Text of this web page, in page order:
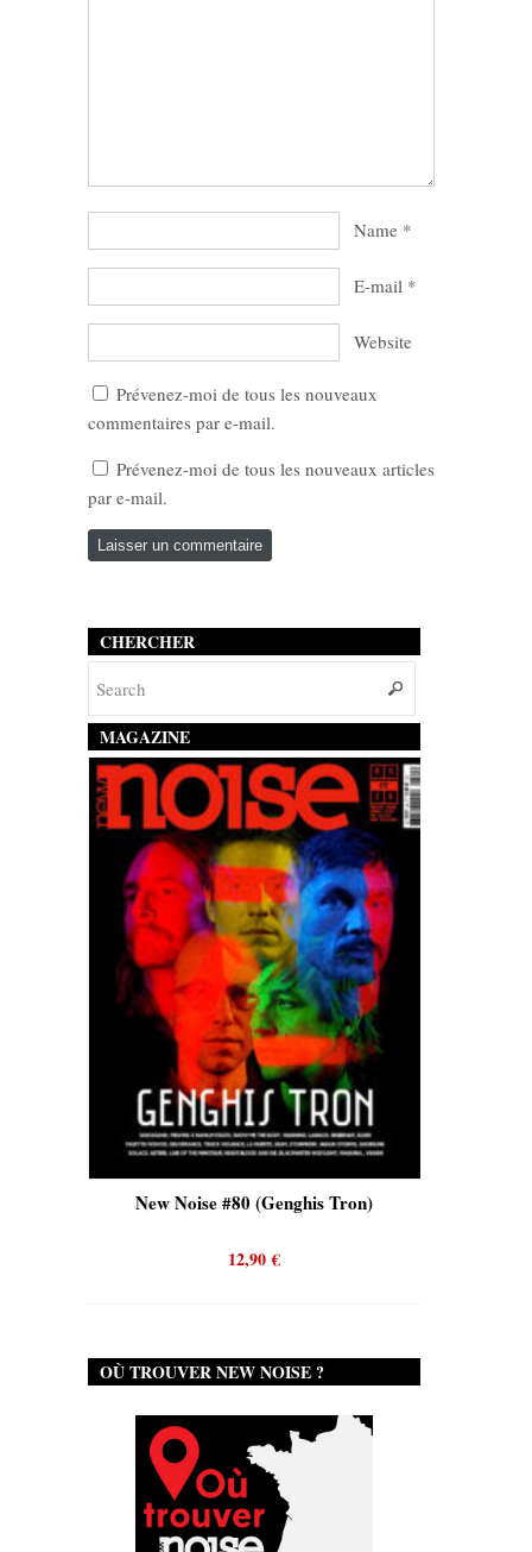
Name *
E-mail *
Website
Prévenez-moi de tous les nouveaux
commentaires par e-mail.
Prévenez-moi de tous les nouveaux articles
par e-mail.
CHERCHER
MAGAZINE
New Noise #80 (Genghis Tron)
12,90€
OÙ TROUVER NEW NOISE ?